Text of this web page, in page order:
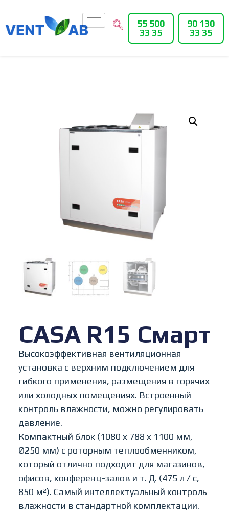
55 500
33 35
90 130
33 35
CASA R15 Смарт
Высокоэффективная вентиляционная
установка с верхним подключением для
гибкого применения, размещения в горячих
или холодных помещениях. Встроенный
контроль влажности, можно регулировать
давление.
Компактный блок (1080 x 788 x 1100 мм,
Ø250 мм) с роторным теплообменником,
который отлично подходит для магазинов,
офисов, конференц-залов и т. Д. (475 л / с,
850 м²). Самый интеллектуальный контроль
влажности в стандартной комплектации.